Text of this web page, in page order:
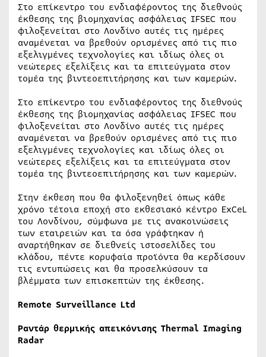
Στο επίκεντρο του ενδιαφέροντος της διεθνούς
έκθεσης της βιομηχανίας ασφάλειας IFSEC που
φιλοξενείται στο Λονδίνο αυτές τις ημέρες
αναμένεται να βρεθούν ορισμένες από τις πιο
εξελιγμένες τεχνολογίες και ιδίως όλες οι
νεώτερες εξελίξεις και τα επιτεύγματα στον
τομέα της βιντεοεπιτήρησης και των καμερών.
Στο επίκεντρο του ενδιαφέροντος της διεθνούς
έκθεσης της βιομηχανίας ασφάλειας IFSEC που
φιλοξενείται στο Λονδίνο αυτές τις ημέρες
αναμένεται να βρεθούν ορισμένες από τις πιο
εξελιγμένες τεχνολογίες και ιδίως όλες οι
νεώτερες εξελίξεις και τα επιτεύγματα στον
τομέα της βιντεοεπιτήρησης και των καμερών.
Στην έκθεση που θα φιλοξενηθεί όπως κάθε
χρόνο τέτοια εποχή στο εκθεσιακό κέντρο ExCeL
του Λονδίνου, σύμφωνα με τις ανακοινώσεις
των εταιρειών και τα όσα γράφτηκαν ή
αναρτήθηκαν σε διεθνείς ιστοσελίδες του
κλάδου, πέντε κορυφαία προϊόντα θα κερδίσουν
τις εντυπώσεις και θα προσελκύσουν τα
βλέμματα των επισκεπτών της έκθεσης.
Remote Surveillance Ltd
Ραντάρ θερμικής απεικόνισης Thermal Imaging
Radar